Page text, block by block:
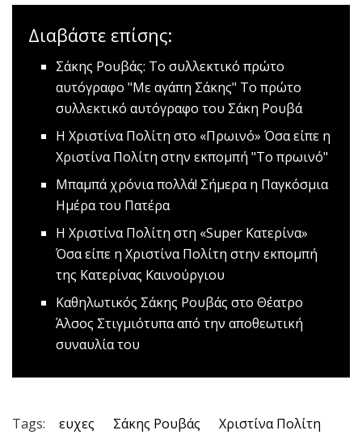
Διαβάστε επίσης:
Σάκης Ρουβάς: Το συλλεκτικό πρώτο
αυτόγραφο "Με αγάπη Σάκης" Το πρώτο
συλλεκτικό αυτόγραφο του Σάκη Ρουβά
Η Χριστίνα Πολίτη στο «Πρωινό» Όσα είπε η
Χριστίνα Πολίτη στην εκπομπή "Το πρωινό"
Μπαμπά χρόνια πολλά! Σήμερα η Παγκόσμια
Ημέρα του Πατέρα
Η Χριστίνα Πολίτη στη «Super Κατερίνα»
Όσα είπε η Χριστίνα Πολίτη στην εκπομπή
της Κατερίνας Καινούργιου
Καθηλωτικός Σάκης Ρουβάς στο Θέατρο
Άλσος Στιγμιότυπα από την αποθεωτική
συναυλία του
Tags: ευχες Σάκης Ρουβάς Χριστίνα Πολίτη